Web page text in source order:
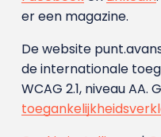
er een magazine.
De website
de internationale
WCAG 2.1, niveau AA.